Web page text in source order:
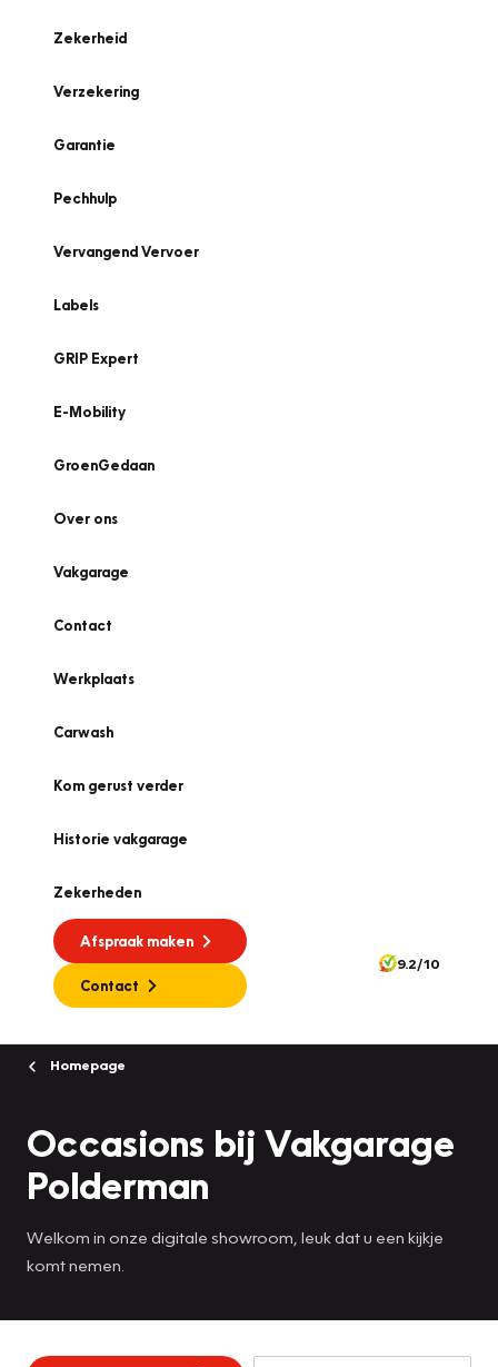
Zekerheid
Verzekering
Garantie
Pechhulp
Vervangend Vervoer
Labels
GRIP Expert
E-Mobility
GroenGedaan
Over ons
Vakgarage
Contact
Werkplaats
Carwash
Kom gerust verder
Historie vakgarage
Zekerheden
Afspraak maken
Contact
9.2/10
Homepage
Occasions bij Vakgarage
Polderman
Welkom in onze digitale showroom, leuk dat u een kijkje
komt nemen.